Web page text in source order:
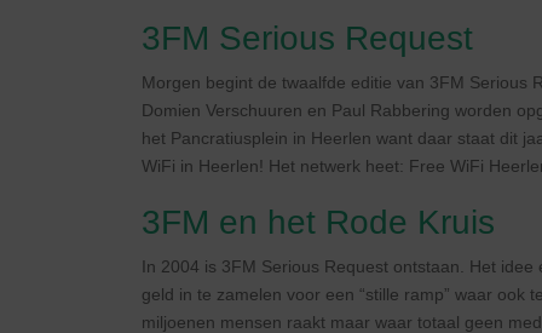
3FM Serious Request
Morgen begint de twaalfde editie van 3FM Serious
Domien Verschuuren en Paul Rabbering worden
het Pancratiusplein in Heerlen want daar staat dit
WiFi in Heerlen! Het netwerk heet: Free WiFi
3FM en het Rode Kruis
In 2004 is 3FM Serious Request ontstaan. Het
geld in te zamelen voor een “stille ramp” waar ook
miljoenen mensen raakt maar waar totaal geen